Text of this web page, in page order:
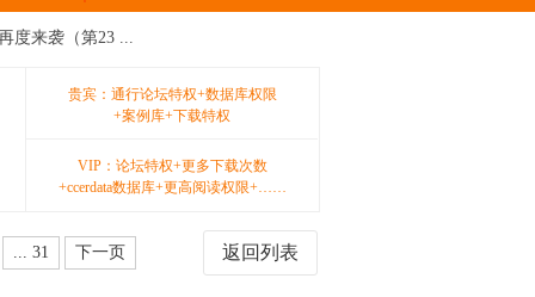
度来袭（第23 ...
贵宾：通行论坛特权+数据库权限
+案例库+下载特权
VIP：论坛特权+更多下载次数
+ccerdata数据库+更高阅读权限+……
返回列表
... 31 下一页